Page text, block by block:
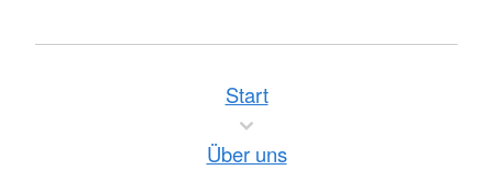
Start
Über uns